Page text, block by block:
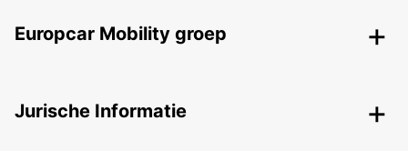
Europcar Mobility groep
Jurische Informatie